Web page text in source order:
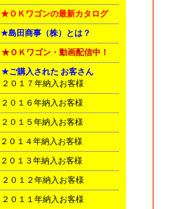
★ＯＫワゴンの最新カタログ
★島田商事（株）とは？
★ＯＫワゴン・動画配信中！
★ご購入された お客さん
２０１７年納入お客様
２０１６年納入お客様
２０１５年納入お客様
２０１４年納入お客様
２０１３年納入お客様
２０１２年納入お客様
２０１１年納入お客様